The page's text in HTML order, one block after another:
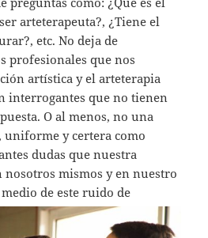
arteterapeuta?, ¿Tiene el
etc. No deja de
profesionales que nos
artística y el arteterapia
interrogantes que no tienen
O al menos, no una
uniforme y certera como
dudas que nuestra
mismos y en nuestro
medio de este ruido de